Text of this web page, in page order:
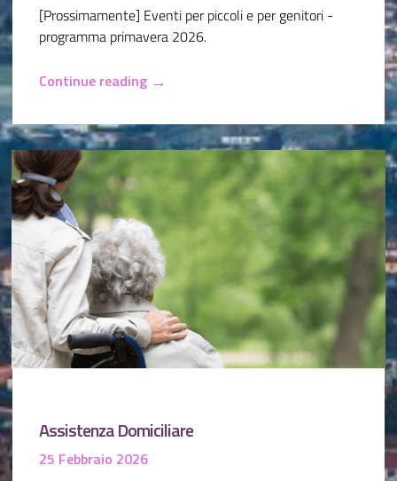
[Prossimamente] Eventi per piccoli e per genitori -
programma primavera 2026.
Continue reading →
Assistenza Domiciliare
25 Febbraio 2026